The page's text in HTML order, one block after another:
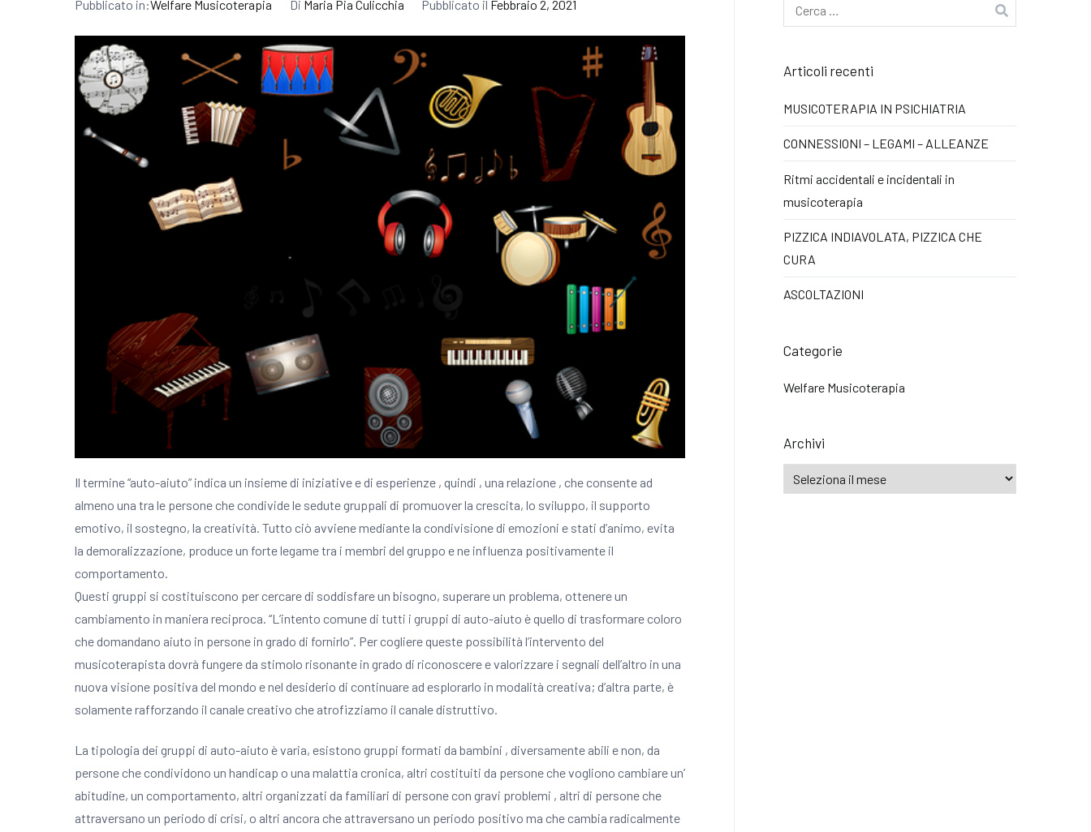
Pubblicato in:Welfare Musicoterapia Di Maria Pia Culicchia Pubblicato il Febbraio 2, 2021
Il termine “auto-aiuto” indica un insieme di iniziative e di esperienze , quindi , una relazione , che consente ad
almeno una tra le persone che condivide le sedute gruppali di promuover la crescita, lo sviluppo, il supporto
emotivo, il sostegno, la creatività. Tutto ciò avviene mediante la condivisione di emozioni e stati d’animo, evita
la demoralizzazione, produce un forte legame tra i membri del gruppo e ne influenza positivamente il
comportamento.
Questi gruppi si costituiscono per cercare di soddisfare un bisogno, superare un problema, ottenere un
cambiamento in maniera reciproca. “L’intento comune di tutti i gruppi di auto-aiuto è quello di trasformare coloro
che domandano aiuto in persone in grado di fornirlo”. Per cogliere queste possibilità l’intervento del
musicoterapista dovrà fungere da stimolo risonante in grado di riconoscere e valorizzare i segnali dell’altro in una
nuova visione positiva del mondo e nel desiderio di continuare ad esplorarlo in modalità creativa; d’altra parte, è
solamente rafforzando il canale creativo che atrofizziamo il canale distruttivo.
La tipologia dei gruppi di auto-aiuto è varia, esistono gruppi formati da bambini , diversamente abili e non, da
persone che condividono un handicap o una malattia cronica, altri costituiti da persone che vogliono cambiare un’
abitudine, un comportamento, altri organizzati da familiari di persone con gravi problemi , altri di persone che
attraversano un periodo di crisi, o altri ancora che attraversano un periodo positivo ma che cambia radicalmente
Ricerca
per:
Articoli recenti
MUSICOTERAPIA IN PSICHIATRIA
CONNESSIONI – LEGAMI – ALLEANZE
Ritmi accidentali e incidentali in
musicoterapia
PIZZICA INDIAVOLATA, PIZZICA CHE
CURA
ASCOLTAZIONI
Categorie
Welfare Musicoterapia
Archivi
Archivi